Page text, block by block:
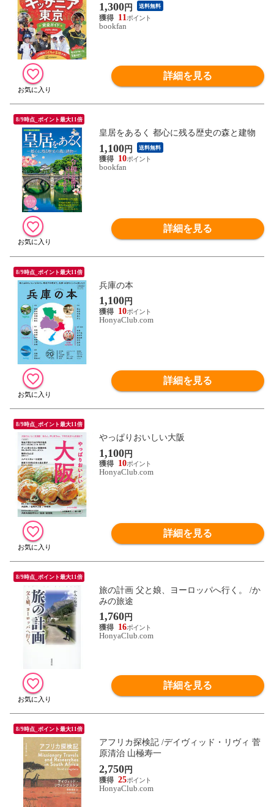
1,300円 送料無料
11
bookfan
詳細を見る
8/9時点_ポイント最大11倍
皇居をあるく 都心に残る歴史の森と建物
1,100円 送料無料
10
bookfan
詳細を見る
8/9時点_ポイント最大11倍
兵庫の本
1,100円
10
HonyaClub.com
詳細を見る
8/9時点_ポイント最大11倍
やっぱりおいしい大阪
1,100円
10
HonyaClub.com
詳細を見る
8/9時点_ポイント最大11倍
旅の計画 父と娘、ヨーロッパへ行く。 /か
みの旅途
1,760円
16
HonyaClub.com
詳細を見る
8/9時点_ポイント最大11倍
アフリカ探検記 /デイヴィッド・リヴィ 菅
原清治 山極寿一
2,750円
25
HonyaClub.com